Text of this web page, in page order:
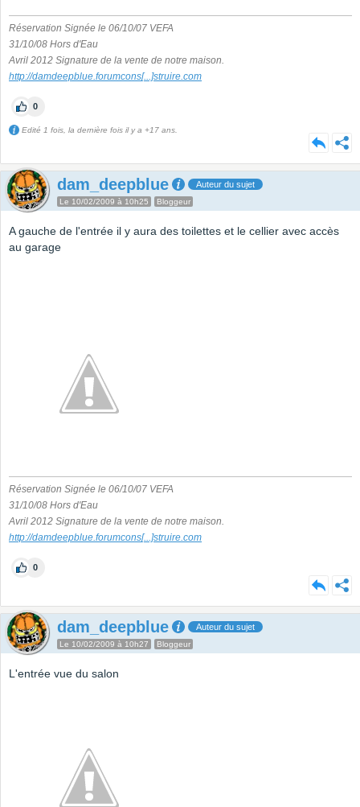
Réservation Signée le 06/10/07 VEFA
31/10/08 Hors d'Eau
Avril 2012 Signature de la vente de notre maison.
http://damdeepblue.forumcons[...]struire.com
0
Edité 1 fois, la dernière fois il y a +17 ans.
dam_deepblue Auteur du sujet
Le 10/02/2009 à 10h25 Bloggeur
A gauche de l'entrée il y aura des toilettes et le cellier avec accès
au garage
Réservation Signée le 06/10/07 VEFA
31/10/08 Hors d'Eau
Avril 2012 Signature de la vente de notre maison.
http://damdeepblue.forumcons[...]struire.com
0
dam_deepblue Auteur du sujet
Le 10/02/2009 à 10h27 Bloggeur
L'entrée vue du salon